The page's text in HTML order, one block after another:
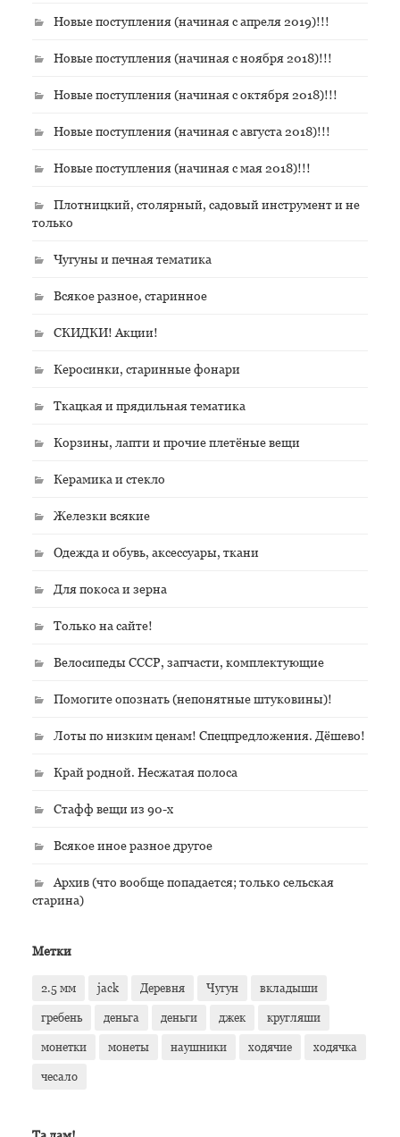
Новые поступления (начиная с апреля 2019)!!!
Новые поступления (начиная с ноября 2018)!!!
Новые поступления (начиная с октября 2018)!!!
Новые поступления (начиная с августа 2018)!!!
Новые поступления (начиная с мая 2018)!!!
Плотницкий, столярный, садовый инструмент и не
только
Чугуны и печная тематика
Всякое разное, старинное
СКИДКИ! Акции!
Керосинки, старинные фонари
Ткацкая и прядильная тематика
Корзины, лапти и прочие плетёные вещи
Керамика и стекло
Железки всякие
Одежда и обувь, аксессуары, ткани
Для покоса и зерна
Только на сайте!
Велосипеды СССР, запчасти, комплектующие
Помогите опознать (непонятные штуковины)!
Лоты по низким ценам! Спецпредложения. Дёшево!
Край родной. Несжатая полоса
Стафф вещи из 90-х
Всякое иное разное другое
Архив (что вообще попадается; только сельская
старина)
Метки
2.5 мм jack Деревня Чугун вкладыши
гребень деньга деньги джек кругляши
монетки монеты наушники ходячие ходячка
чесало